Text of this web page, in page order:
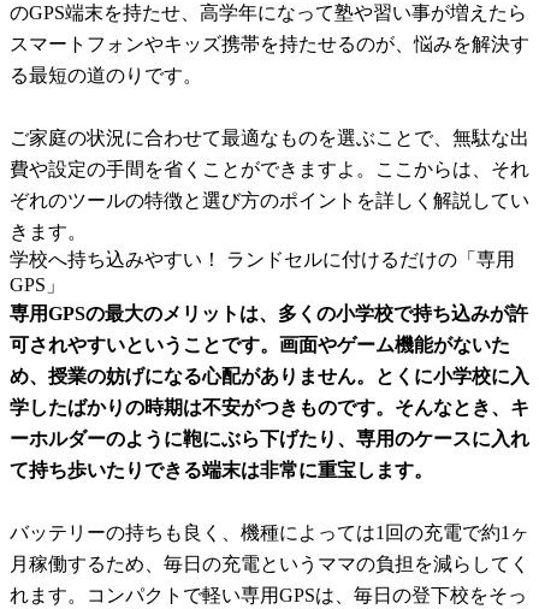
のGPS端末を持たせ、高学年になって塾や習い事が増えたら
スマートフォンやキッズ携帯を持たせるのが、悩みを解決す
る最短の道のりです。
ご家庭の状況に合わせて最適なものを選ぶことで、無駄な出
費や設定の手間を省くことができますよ。ここからは、それ
ぞれのツールの特徴と選び方のポイントを詳しく解説してい
きます。
学校へ持ち込みやすい！ ランドセルに付けるだけの「専用
GPS」
専用GPSの最大のメリットは、多くの小学校で持ち込みが許
可されやすいということです。画面やゲーム機能がないた
め、授業の妨げになる心配がありません。とくに小学校に入
学したばかりの時期は不安がつきものです。そんなとき、キ
ーホルダーのように鞄にぶら下げたり、専用のケースに入れ
て持ち歩いたりできる端末は非常に重宝します。
バッテリーの持ちも良く、機種によっては1回の充電で約1ヶ
月稼働するため、毎日の充電というママの負担を減らしてく
れます。コンパクトで軽い専用GPSは、毎日の登下校をそっ